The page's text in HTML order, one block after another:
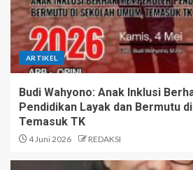
ARTIKEL
Budi Wahyono: Anak Inklusi
Pendidikan Layak dan Bermutu
Temasuk TK
4 Juni 2026 REDAKSI